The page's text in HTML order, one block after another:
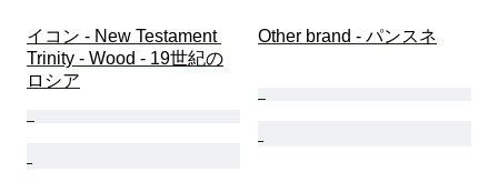
イコン - New Testament
Trinity - Wood - 19世紀の
ロシア
Other brand - パンスネ